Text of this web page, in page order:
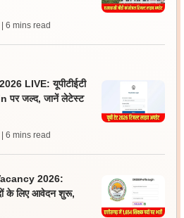
| 6 mins read
LIVE: यूपीटीईटी
पर जल्द, जानें लेटेस्ट
| 6 mins read
2026:
के लिए आवेदन शुरू,